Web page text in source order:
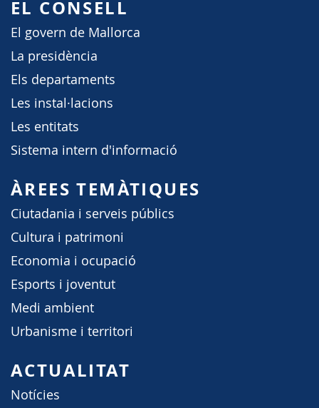
EL CONSELL
El govern de Mallorca
La presidència
Els departaments
Les instal·lacions
Les entitats
Sistema intern d'informació
ÀREES TEMÀTIQUES
Ciutadania i serveis públics
Cultura i patrimoni
Economia i ocupació
Esports i joventut
Medi ambient
Urbanisme i territori
ACTUALITAT
Notícies